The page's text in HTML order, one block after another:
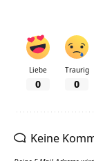
Liebe
0
Traurig
0
Keine